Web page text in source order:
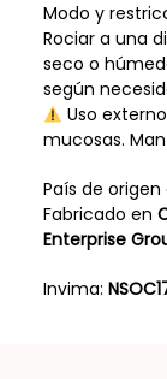
Modo y
Rociar a una
seco o
según
Uso
mucosas.
País de
Fabricado en
Enterprise
Invima: